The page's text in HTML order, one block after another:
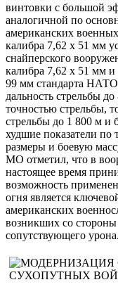
винтовки с большой
аналогичной по
американских
калибра 7,62 х 51 мм
снайперского
калибра 7,62 х 51 мм
99 мм стандарта
дальность стрельбы
точностью стрельбы,
стрельбы до 1 800 м
худшие показатели по
размеры и боевую
МО отметил, что в
настоящее время
возможность
огня является
американских
возникших со
сопутствующего урона.